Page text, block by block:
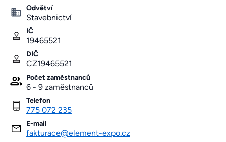
Odvětví
Stavebnictví
IČ
19465521
DIČ
CZ19465521
Počet zaměstnanců
6 - 9 zaměstnanců
Telefon
775 072 235
E-mail
fakturace@element-expo.cz